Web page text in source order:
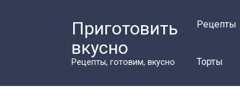
Приготовить
вкусно
Рецепты, готовим, вкусно
Рецепты
Торты